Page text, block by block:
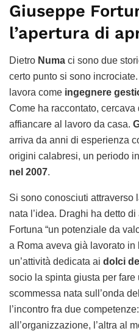
Giuseppe
l’apertura di
Dietro Numa ci sono due
certo punto si sono incrociate.
lavora come ingegnere
Come ha raccontato,
affiancare al lavoro da casa.
arriva da anni di esperienza
origini calabresi, un periodo
nel 2007.
Si sono conosciuti attraverso
nata l’idea. Draghi ha detto
Fortuna “un potenziale da
a Roma aveva già lavorato
un’attività dedicata ai dolci
socio la spinta giusta per
scommessa nata sull’onda
l’incontro fra due
all’organizzazione, l’altra al